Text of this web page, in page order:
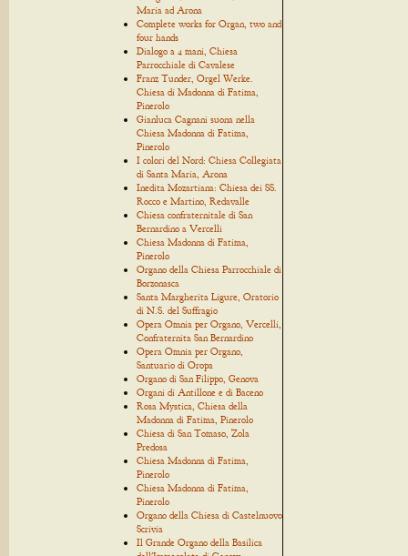
Maria ad Arona
Complete works for Organ, two and
four hands
Dialogo a 4 mani, Chiesa
Parrocchiale di Cavalese
Franz Tunder, Orgel Werke.
Chiesa di Madonna di Fatima,
Pinerolo
Gianluca Cagnani suona nella
Chiesa Madonna di Fatima,
Pinerolo
I colori del Nord: Chiesa Collegiata
di Santa Maria, Arona
Inedita Mozartiana: Chiesa dei SS.
Rocco e Martino, Redavalle
Chiesa confraternitale di San
Bernardino a Vercelli
Chiesa Madonna di Fatima,
Pinerolo
Organo della Chiesa Parrocchiale di
Borzonasca
Santa Margherita Ligure, Oratorio
di N.S. del Suffragio
Opera Omnia per Organo, Vercelli,
Confraternita San Bernardino
Opera Omnia per Organo,
Santuario di Oropa
Organo di San Filippo, Genova
Organi di Antillone e di Baceno
Rosa Mystica, Chiesa della
Madonna di Fatima, Pinerolo
Chiesa di San Tomaso, Zola
Predosa
Chiesa Madonna di Fatima,
Pinerolo
Chiesa Madonna di Fatima,
Pinerolo
Organo della Chiesa di Castelnuovo
Scrivia
Il Grande Organo della Basilica